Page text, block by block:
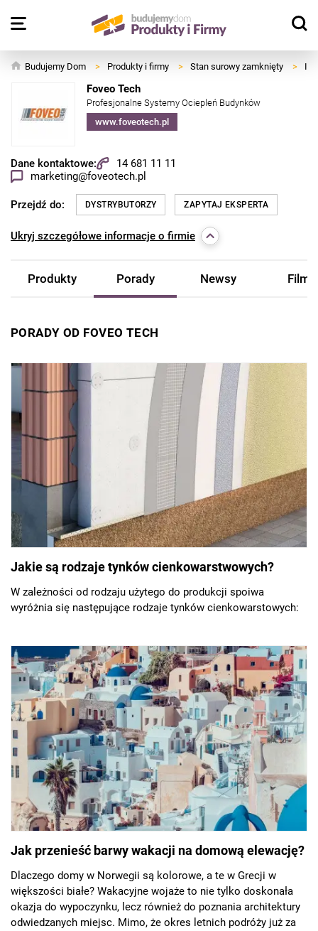
Budujemy Dom > Produkty i firmy > Stan surowy zamknięty >
Foveo Tech
Profesjonalne Systemy Ociepleń Budynków
www.foveotech.pl
Dane kontaktowe:
14 681 11 11
marketing@foveotech.pl
Przejdź do: DYSTRYBUTORZY ZAPYTAJ EKSPERTA
Ukryj szczegółowe informacje o firmie
Produkty Porady Newsy Filmy
PORADY OD FOVEO TECH
Jakie są rodzaje tynków cienkowarstwowych?
W zależności od rodzaju użytego do produkcji spoiwa
wyróżnia się następujące rodzaje tynków cienkowarstowych:
Jak przenieść barwy wakacji na domową elewację?
Dlaczego domy w Norwegii są kolorowe, a te w Grecji w
większości białe? Wakacyjne wojaże to nie tylko doskonała
okazja do wypoczynku, lecz również do poznania architektury
odwiedzanych miejsc. Mimo, że okres letnich podróży już za